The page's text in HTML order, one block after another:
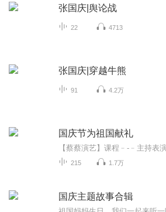
张国庆|舆论战
22 4713
张国庆|穿越牛熊
91 4.2万
国庆节为祖国献礼
215 1.7万
国庆主题故事合辑